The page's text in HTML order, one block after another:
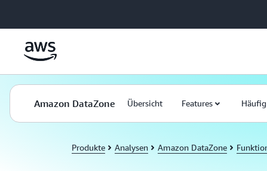
Amazon DataZone Übersicht Features
Produkte Analysen Amazon DataZone